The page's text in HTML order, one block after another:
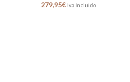
279,95€ Iva Incluido